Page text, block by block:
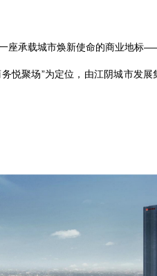
座承载城市焕新使命的商业地标
务悦聚场”为定位，由江阴城市发